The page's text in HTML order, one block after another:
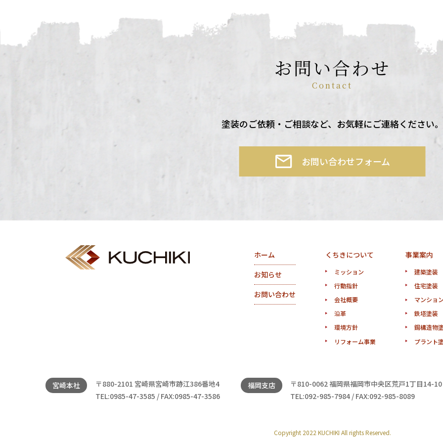
お問い合わせ
Contact
塗装のご依頼・ご相談など、 お気軽にご連絡ください。
お問い合わせフォーム
ホーム
お知らせ
お問い合わせ
くちきについて
ミッション
行動指針
会社概要
沿革
環境方針
リフォーム事業
事業案内
建築塗装
住宅塗装
マンショ
鉄塔塗装
鋼構造物
プラント
宮崎本社
〒880-2101 宮崎県宮崎市跡江386番地4
TEL:0985-47-3585 / FAX:0985-47-3586
福岡支店
〒810-0062 福岡県福岡市中央区荒戸1丁目14-10
TEL:092-985-7984 / FAX:092-985-8089
Copyright 2022 KUCHIKI All rights Reserved.